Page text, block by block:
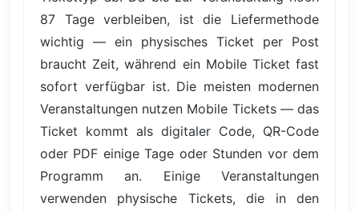
87 Tage verbleiben, ist die Liefermethode
wichtig — ein physisches Ticket per Post
braucht Zeit, während ein Mobile Ticket fast
sofort verfügbar ist. Die meisten modernen
Veranstaltungen nutzen Mobile Tickets — das
Ticket kommt als digitaler Code, QR-Code
oder PDF einige Tage oder Stunden vor dem
Programm an. Einige Veranstaltungen
verwenden physische Tickets, die in den